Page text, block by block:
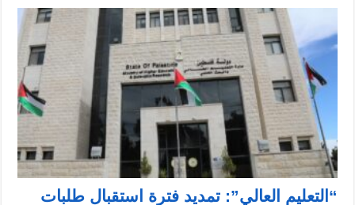
“التعليم العالي”: تمديد فترة استقبال طلبات